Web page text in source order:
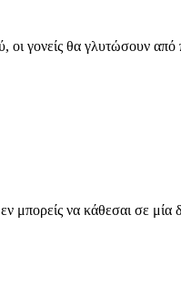
γονείς θα γλυτώσουν από
μπορείς να κάθεσαι σε